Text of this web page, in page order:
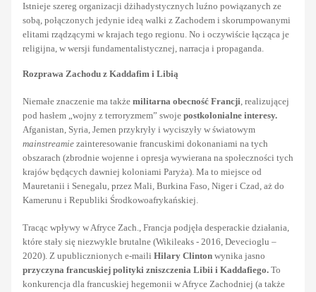
Istnieje szereg organizacji dżihadystycznych luźno powiązanych ze
sobą, połączonych jedynie ideą walki z Zachodem i skorumpowanymi
elitami rządzącymi w krajach tego regionu. No i oczywiście łącząca je
religijna, w wersji fundamentalistycznej, narracja i propaganda.
Rozprawa Zachodu z Kaddafim i Libią
Niemałe znaczenie ma także militarna obecność Francji, realizującej
pod hasłem „wojny z terroryzmem” swoje postkolonialne interesy.
Afganistan, Syria, Jemen przykryły i wyciszyły w światowym
mainstreamie zainteresowanie francuskimi dokonaniami na tych
obszarach (zbrodnie wojenne i opresja wywierana na społeczności tych
krajów będących dawniej koloniami Paryża). Ma to miejsce od
Mauretanii i Senegalu, przez Mali, Burkina Faso, Niger i Czad, aż do
Kamerunu i Republiki Środkowoafrykańskiej.
Tracąc wpływy w Afryce Zach., Francja podjęła desperackie działania,
które stały się niezwykle brutalne (Wikileaks - 2016, Devecioglu –
2020). Z upublicznionych e-maili Hilary Clinton wynika jasno
przyczyna francuskiej polityki zniszczenia Libii i Kaddafiego. To
konkurencja dla francuskiej hegemonii w Afryce Zachodniej (a także